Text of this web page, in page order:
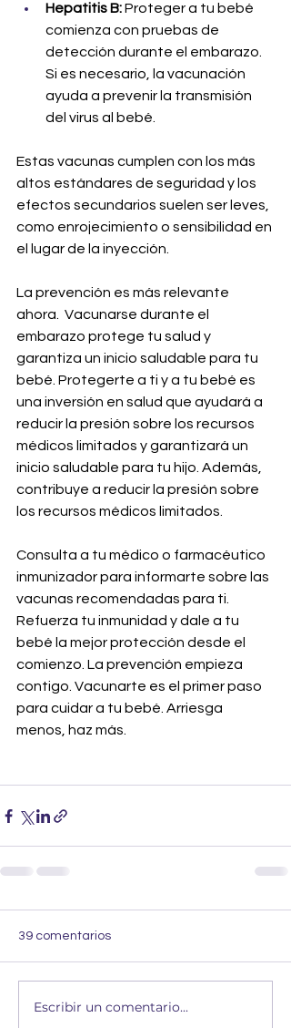
Hepatitis B: Proteger a tu bebé
comienza con pruebas de
detección durante el embarazo.
Si es necesario, la vacunación
ayuda a prevenir la transmisión
del virus al bebé.
Estas vacunas cumplen con los más
altos estándares de seguridad y los
efectos secundarios suelen ser leves,
como enrojecimiento o sensibilidad en
el lugar de la inyección.
La prevención es más relevante
ahora.  Vacunarse durante el
embarazo protege tu salud y
garantiza un inicio saludable para tu
bebé. Protegerte a ti y a tu bebé es
una inversión en salud que ayudará a
reducir la presión sobre los recursos
médicos limitados y garantizará un
inicio saludable para tu hijo. Además,
contribuye a reducir la presión sobre
los recursos médicos limitados.
Consulta a tu médico o farmacéutico
inmunizador para informarte sobre las
vacunas recomendadas para ti.
Refuerza tu inmunidad y dale a tu
bebé la mejor protección desde el
comienzo. La prevención empieza
contigo. Vacunarte es el primer paso
para cuidar a tu bebé. Arriesga
menos, haz más.
39 comentarios
Escribir un comentario...